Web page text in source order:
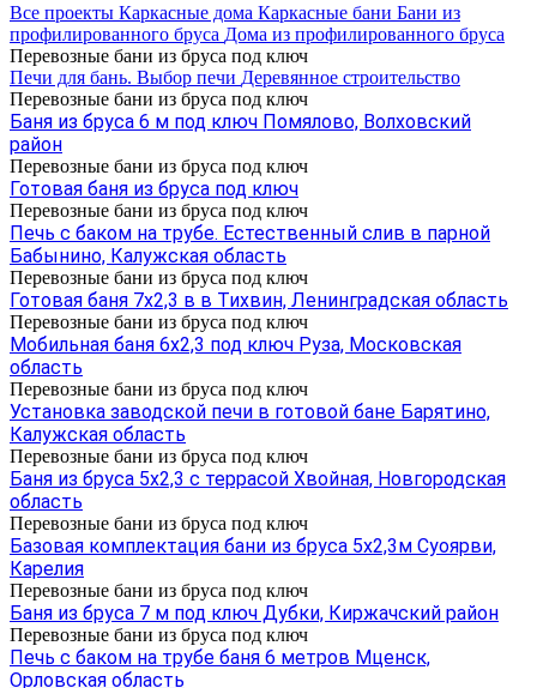
Все проекты Каркасные дома Каркасные бани Бани из
профилированного бруса Дома из профилированного бруса
Перевозные бани из бруса под ключ
Печи для бань. Выбор печи Деревянное строительство
Перевозные бани из бруса под ключ
Баня из бруса 6 м под ключ Помялово, Волховский
район
Перевозные бани из бруса под ключ
Готовая баня из бруса под ключ
Перевозные бани из бруса под ключ
Печь с баком на трубе. Естественный слив в парной
Бабынино, Калужская область
Перевозные бани из бруса под ключ
Готовая баня 7х2,3 в в Тихвин, Ленинградская область
Перевозные бани из бруса под ключ
Мобильная баня 6х2,3 под ключ Руза, Московская
область
Перевозные бани из бруса под ключ
Установка заводской печи в готовой бане Барятино,
Калужская область
Перевозные бани из бруса под ключ
Баня из бруса 5х2,3 с террасой Хвойная, Новгородская
область
Перевозные бани из бруса под ключ
Базовая комплектация бани из бруса 5х2,3м Суоярви,
Карелия
Перевозные бани из бруса под ключ
Баня из бруса 7 м под ключ Дубки, Киржачский район
Перевозные бани из бруса под ключ
Печь с баком на трубе баня 6 метров Мценск,
Орловская область